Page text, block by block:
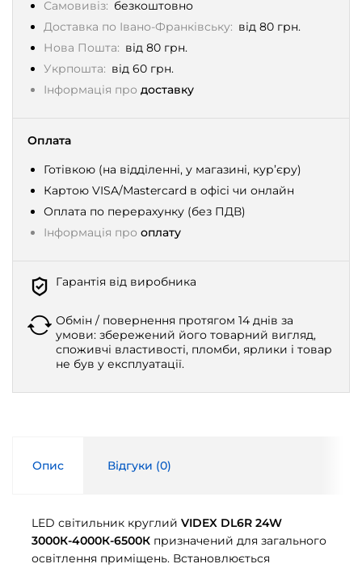
Самовивіз: безкоштовно
Доставка по Івано-Франківську: від 80 грн.
Нова Пошта: від 80 грн.
Укрпошта: від 60 грн.
Інформація про доставку
Оплата
Готівкою (на відділенні, у магазині, кур’єру)
Картою VISA/Mastercard в офісі чи онлайн
Оплата по перерахунку (без ПДВ)
Інформація про оплату
Гарантія від виробника
Обмін / повернення протягом 14 днів за
умови: збережений його товарний вигляд,
споживчі властивості, пломби, ярлики і товар
не був у експлуатації.
Опис Відгуки (0)
LED світильник круглий VIDEX DL6R 24W
3000К-4000К-6500К призначений для загального
освітлення приміщень. Встановлюється